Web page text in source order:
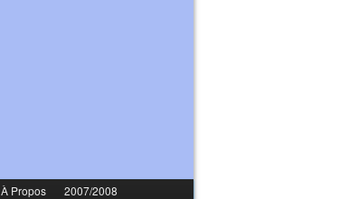
À Propos
2007/2008